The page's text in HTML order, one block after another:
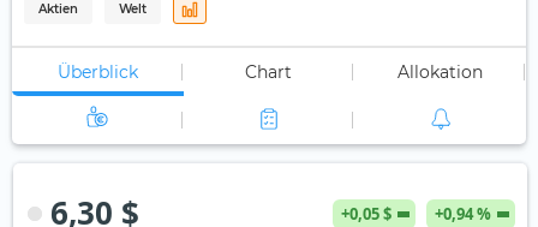
Aktien Welt
Überblick Chart Allokation
6,30 $ +0,05 $
+0,94 %